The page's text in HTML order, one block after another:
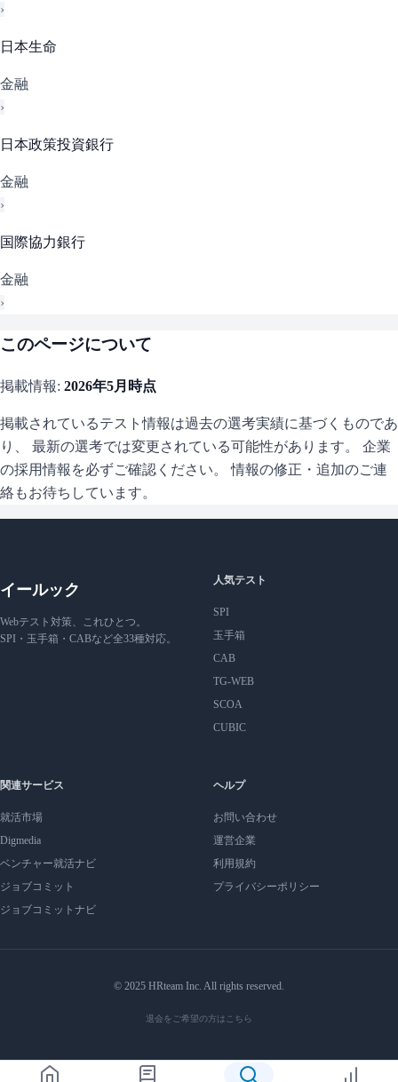
›
日本生命
金融
›
日本政策投資銀行
金融
›
国際協力銀行
金融
›
このページについて
掲載情報: 2026年5月 時点
掲載されているテスト情報は過去の選考実績に基づくものであ
り、 最新の選考では変更されている可能性があります。 企業
の採用情報を必ずご確認ください。 情報の修正・追加のご連
絡もお待ちしています。
イールック
Webテスト対策、これひとつ。
SPI・玉手箱・CABなど全33種対応。
人気テスト
SPI
玉手箱
CAB
TG-WEB
SCOA
CUBIC
関連サービス
就活市場
Digmedia
ベンチャー就活ナビ
ジョブコミット
ジョブコミットナビ
ヘルプ
お問い合わせ
運営企業
利用規約
プライバシーポリシー
© 2025 HRteam Inc. All rights reserved.
退会をご希望の方はこちら